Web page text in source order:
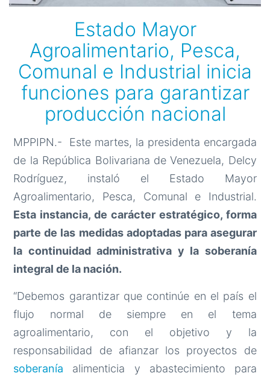
Estado Mayor
Agroalimentario, Pesca,
Comunal e Industrial inicia
funciones para garantizar
producción nacional
MPPIPN.- Este martes, la presidenta encargada
de la República Bolivariana de Venezuela, Delcy
Rodríguez, instaló el Estado Mayor
Agroalimentario, Pesca, Comunal e Industrial.
Esta instancia, de carácter estratégico, forma
parte de las medidas adoptadas para asegurar
la continuidad administrativa y la soberanía
integral de la nación.
“Debemos garantizar que continúe en el país el
flujo normal de siempre en el tema
agroalimentario, con el objetivo y la
responsabilidad de afianzar los proyectos de
soberanía alimenticia y abastecimiento para